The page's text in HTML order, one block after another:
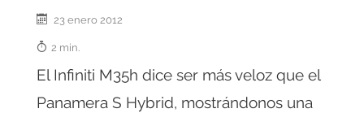
23 enero 2012
2 min.
El Infiniti M35h dice ser más veloz que el
Panamera S Hybrid, mostrándonos una